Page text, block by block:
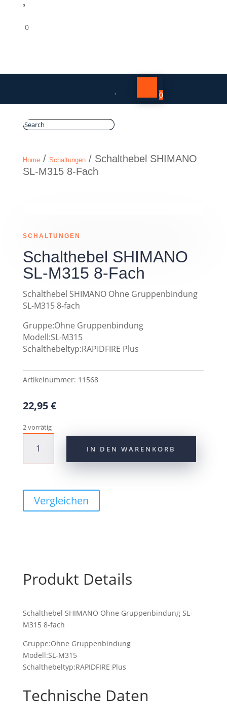
0
0
Home/ Schaltungen/ Schalthebel SHIMANO
SL-M315 8-Fach
SCHALTUNGEN
Schalthebel SHIMANO
SL-M315 8-Fach
Schalthebel SHIMANO Ohne Gruppenbindung
SL-M315 8-fach
Gruppe:Ohne Gruppenbindung
Modell:SL-M315
Schalthebeltyp:RAPIDFIRE Plus
Artikelnummer: 11568
22,95€
2 vorrätig
SHIMANO
SL-
Fach
Menge
IN DEN WARENKORB
Vergleichen
Produkt Details
Schalthebel SHIMANO Ohne Gruppenbindung SL-
M315 8-fach
Gruppe:Ohne Gruppenbindung
Modell:SL-M315
Schalthebeltyp:RAPIDFIRE Plus
Technische Daten